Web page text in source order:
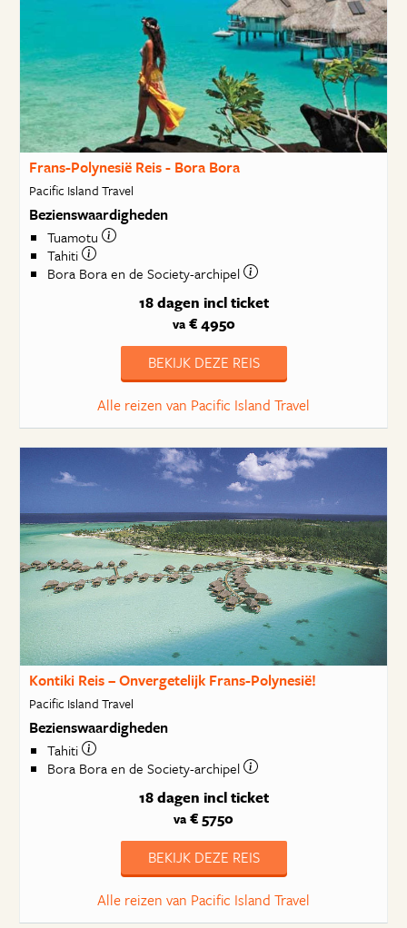
Frans-Polynesië Reis - Bora Bora
Pacific Island Travel
Bezienswaardigheden
Tuamotu
Tahiti
Bora Bora en de Society-archipel
18 dagen incl ticket
va€ 4950
BEKIJK DEZE REIS
Alle reizen van Pacific Island Travel
Kontiki Reis – Onvergetelijk Frans-Polynesië!
Pacific Island Travel
Bezienswaardigheden
Tahiti
Bora Bora en de Society-archipel
18 dagen incl ticket
va € 5750
BEKIJK DEZE REIS
Alle reizen van Pacific Island Travel